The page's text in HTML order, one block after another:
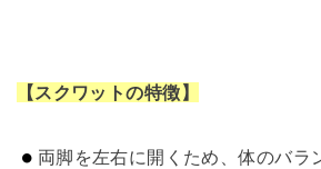
【スクワットの特徴】
両脚を左右に開くため、体のバラ